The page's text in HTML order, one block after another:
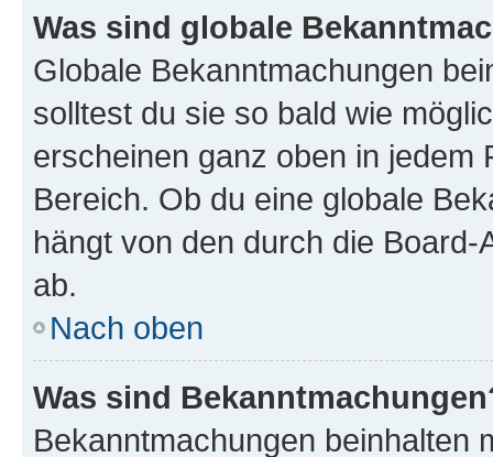
Was sind globale
Globale Bekanntmachungen
solltest du sie so bald wie
erscheinen ganz oben in jedem
Bereich. Ob du eine globale
hängt von den durch die
ab.
Nach oben
Was sind
Bekanntmachungen beinhalten